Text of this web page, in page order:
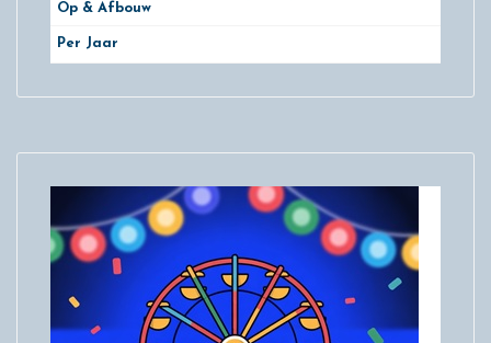
Op & Afbouw
Per Jaar